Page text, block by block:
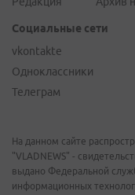
Социальные сети
vkontakte
Одноклассники
Телеграм
На данном сайте
"VLADNEWS" -
выдано Федеральной
информационных